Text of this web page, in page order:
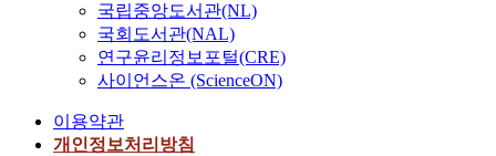
국립중앙도서관(NL)
국회도서관(NAL)
연구윤리정보포털(CRE)
사이언스온 (ScienceON)
이용약관
개인정보처리방침